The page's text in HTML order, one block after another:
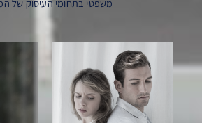
משפטי בתחומי העיסוק של